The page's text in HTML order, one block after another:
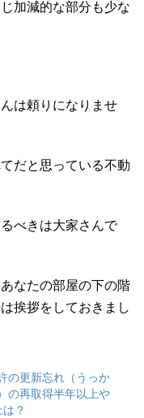
加減的な部分も少な
は頼りになりませ
だと思っている不動
べきは大家さんで
なたの部屋の下の階
挨拶をしておきまし
の更新忘れ（うっか
の再取得半年以上や
？